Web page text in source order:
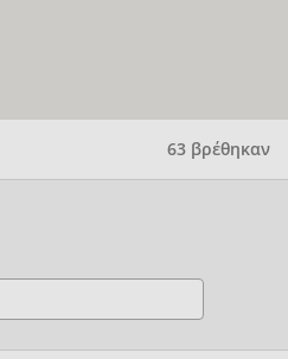
63 βρέθηκαν